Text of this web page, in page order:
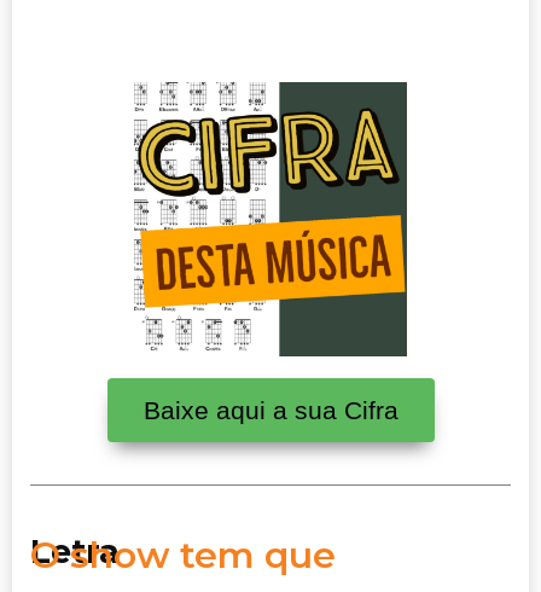
Baixe aqui a sua Cifra
Letra
O show tem que